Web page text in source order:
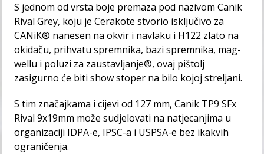
S jednom od vrsta boje premaza pod nazivom Canik
Rival Grey, koju je Cerakote stvorio isključivo za
CANiK®️ nanesen na okvir i navlaku i H122 zlato na
okidaču, prihvatu spremnika, bazi spremnika, mag-
wellu i poluzi za zaustavljanje®️, ovaj pištolj
zasigurno će biti show stoper na bilo kojoj streljani.
S tim značajkama i cijevi od 127 mm, Canik TP9 SFx
Rival 9x19mm može sudjelovati na natjecanjima u
organizaciji IDPA-e, IPSC-a i USPSA-e bez ikakvih
ograničenja.